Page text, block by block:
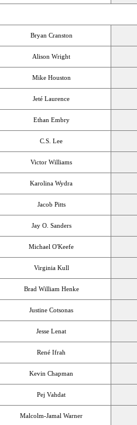
Bryan Cranston
Alison Wright
Mike Houston
Jeté Laurence
Ethan Embry
C.S. Lee
Victor Williams
Karolina Wydra
Jacob Pitts
Jay O. Sanders
Michael O'Keefe
Virginia Kull
Brad William Henke
Justine Cotsonas
Jesse Lenat
René Ifrah
Kevin Chapman
Pej Vahdat
Malcolm-Jamal Warner